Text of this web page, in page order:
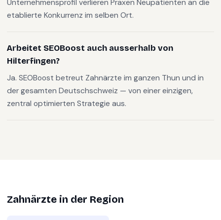
Unternehmensprofil verlieren Praxen Neupatienten an die
etablierte Konkurrenz im selben Ort.
Arbeitet SEOBoost auch ausserhalb von
Hilterfingen?
Ja. SEOBoost betreut Zahnärzte im ganzen Thun und in
der gesamten Deutschschweiz — von einer einzigen,
zentral optimierten Strategie aus.
Zahnärzte in der Region